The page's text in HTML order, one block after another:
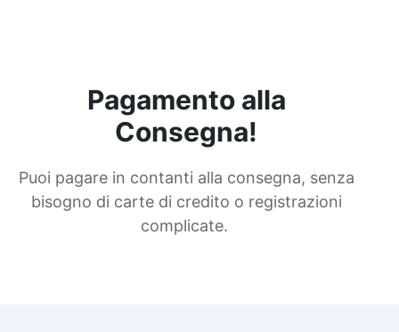
Pagamento alla
Consegna!
Puoi pagare in contanti alla consegna, senza
bisogno di carte di credito o registrazioni
complicate.